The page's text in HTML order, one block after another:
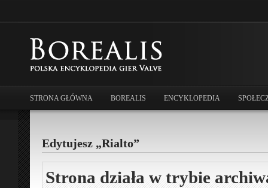
STRONA GŁÓWNA BOREALIS ENCYKLOPEDIA
Edytujesz „Rialto”
Strona działa w trybie